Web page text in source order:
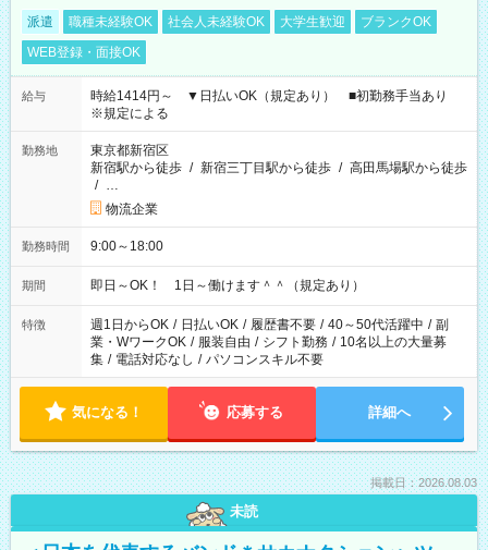
派遣 職種未経験OK 社会人未経験OK 大学生歓迎
ブランクOK
WEB登録・面接OK
給与
時給1414円～ ▼日払いOK（規定あり） ■初勤務手当あり
※規定による
勤務地
東京都新宿区
新宿駅から徒歩 / 新宿三丁目駅から徒歩 / 高田馬場駅から徒歩
/ …
物流企業
勤務時間 9:00～18:00
期間 即日～OK！ 1日～働けます＾＾（規定あり）
特徴 週1日からOK / 日払いOK / 履歴書不要 / 40～50代活躍中 / 副
業・WワークOK / 服装自由 / シフト勤務 / 10名以上の大量募
集 / 電話対応なし / パソコンスキル不要
気になる！ 応募する 詳細へ
掲載日：2026.08.03
未読